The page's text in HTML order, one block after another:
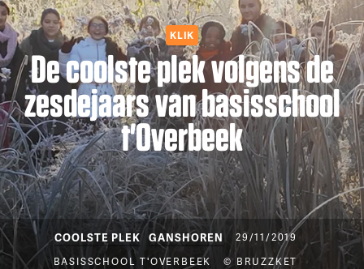
KLIK
De coolste plek volgens de
zesdejaars van basisschool
t'Overbeek
COOLSTE PLEK GANSHOREN
29/11/2019
BASISSCHOOL T'OVERBEEK
© BRUZZKET